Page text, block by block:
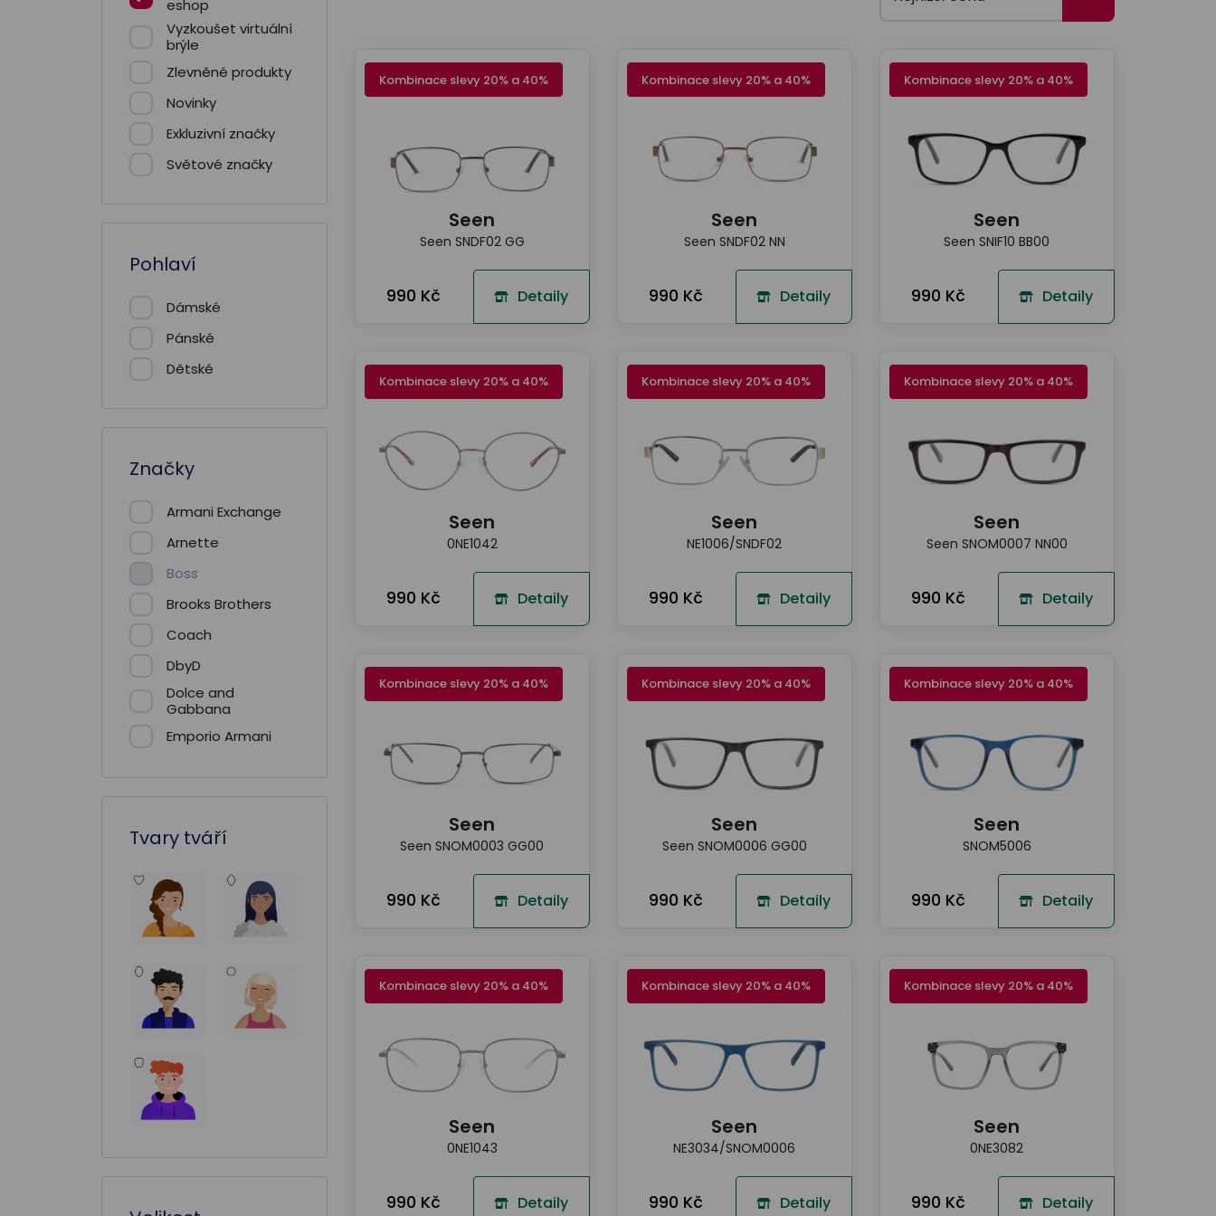
eshop
Vyzkoušet virtuální
brýle
Zlevněné produkty
Novinky
Exkluzivní značky
Světové značky
Pohlaví
Dámské
Pánské
Dětské
Značky
Armani Exchange
Arnette
Boss
Brooks Brothers
Coach
DbyD
Dolce and
Gabbana
Emporio Armani
Guess
Kate Spade
Oakley
Pierre Cardin
Prada
Ralph
Ray-Ban
Seen
Tvary tváří
Kombinace slevy 20% a 40%
Seen
Seen SNDF02 GG
990 Kč Detaily
Kombinace slevy 20% a 40%
Seen
Seen SNDF02 NN
990 Kč Detaily
Kombinace slevy 20% a 40%
Seen
Seen SNIF10 BB00
990 Kč Detaily
Kombinace slevy 20% a 40%
Seen
0NE1042
990 Kč Detaily
Kombinace slevy 20% a 40%
Seen
NE1006/SNDF02
990 Kč Detaily
Kombinace slevy 20% a 40%
Seen
Seen SNOM0007 NN00
990 Kč Detaily
Kombinace slevy 20% a 40%
Seen
Seen SNOM0003 GG00
990 Kč Detaily
Kombinace slevy 20% a 40%
Seen
Seen SNOM0006 GG00
990 Kč Detaily
Kombinace slevy 20% a 40%
Seen
SNOM5006
990 Kč Detaily
Kombinace slevy 20% a 40%
Seen
0NE1043
990 Kč Detaily
Kombinace slevy 20% a 40%
Seen
NE3034/SNOM0006
990 Kč Detaily
Kombinace slevy 20% a 40%
Seen
0NE3082
990 Kč Detaily